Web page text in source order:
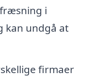
i
kan undgå at
firmaer